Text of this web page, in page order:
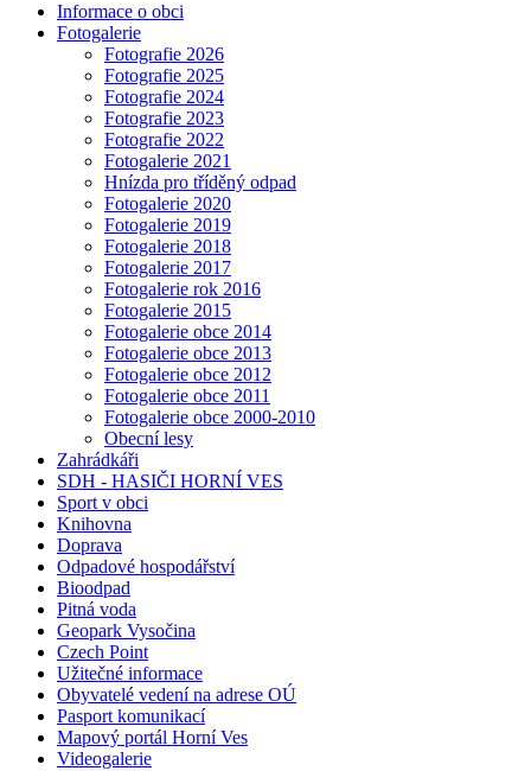
Informace o obci
Fotogalerie
Fotografie 2026
Fotografie 2025
Fotografie 2024
Fotografie 2023
Fotografie 2022
Fotogalerie 2021
Hnízda pro tříděný odpad
Fotogalerie 2020
Fotogalerie 2019
Fotogalerie 2018
Fotogalerie 2017
Fotogalerie rok 2016
Fotogalerie 2015
Fotogalerie obce 2014
Fotogalerie obce 2013
Fotogalerie obce 2012
Fotogalerie obce 2011
Fotogalerie obce 2000-2010
Obecní lesy
Zahrádkáři
SDH - HASIČI HORNÍ VES
Sport v obci
Knihovna
Doprava
Odpadové hospodářství
Bioodpad
Pitná voda
Geopark Vysočina
Czech Point
Užitečné informace
Obyvatelé vedení na adrese OÚ
Pasport komunikací
Mapový portál Horní Ves
Videogalerie